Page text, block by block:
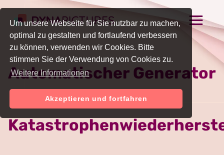
Um unsere Webseite für Sie nutzbar zu machen,
optimal zu gestalten und fortlaufend verbessern
zu können, verwenden wir Cookies. Bitte
stimmen Sie der Verwendung von Cookies zu.
Weitere Informationen
Akzeptieren und fortfahren
Automatischer Generator
für Online-